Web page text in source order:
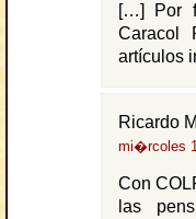
[…] Por
Caracol
artículos
Ricardo
mi�rcoles
Con
las